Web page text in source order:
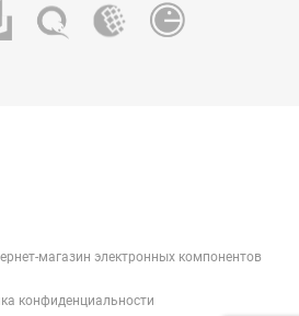
магазин электронных компонентов
конфиденциальности